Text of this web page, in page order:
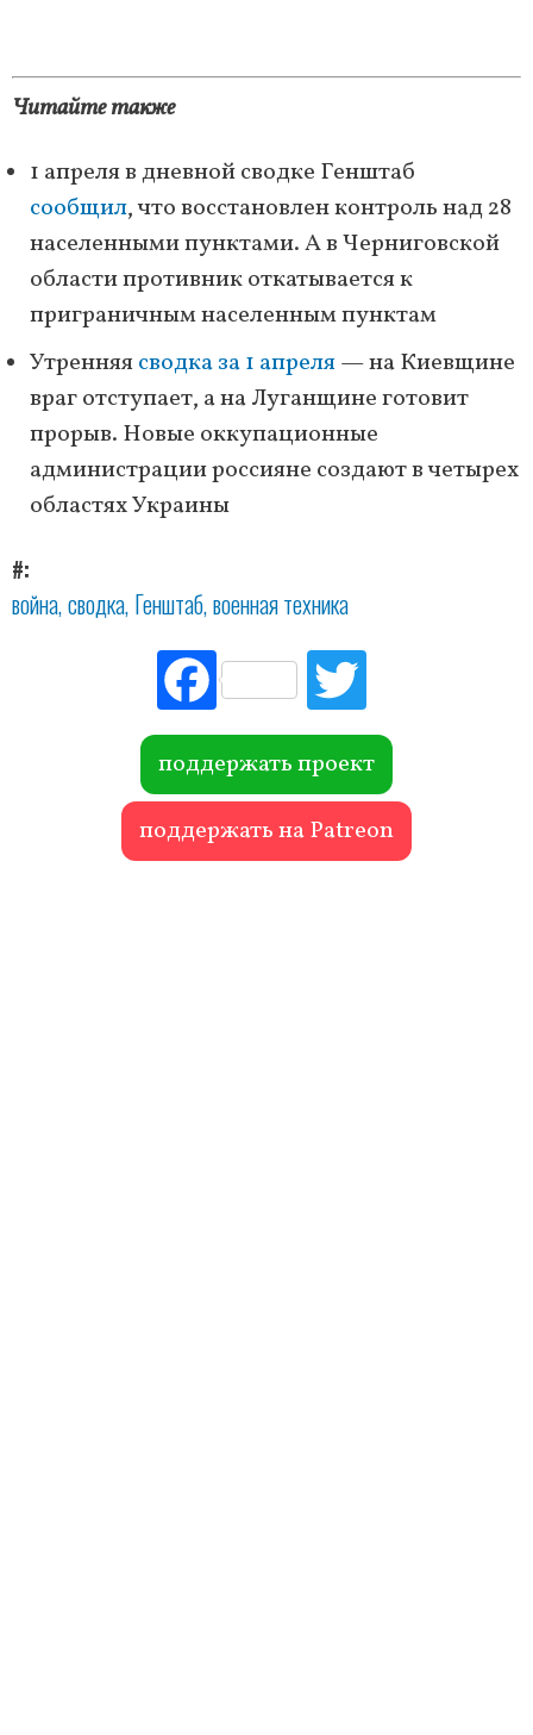
Читайте также
1 апреля в дневной сводке Генштаб
сообщил, что восстановлен контроль над 28
населенными пунктами. А в Черниговской
области противник откатывается к
приграничным населенным пунктам
Утренняясводка за 1 апреля— на Киевщине
враг отступает, а на Луганщине готовит
прорыв. Новые оккупационные
администрации россияне создают в четырех
областях Украины
#
война сводка Генштаб военная техника
Fac
ebo
ok r
поддержать проект
поддержать на Patreon